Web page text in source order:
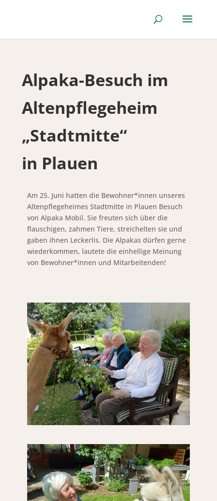
Alpaka-Besuch im
Altenpflegeheim
„Stadtmitte“
in Plauen
Am 25. Juni hatten die Bewohner*innen unseres
Altenpflegeheimes Stadtmitte in Plauen Besuch
von Alpaka Mobil. Sie freuten sich über die
flauschigen, zahmen Tiere, streichelten sie und
gaben ihnen Leckerlis. Die Alpakas dürfen gerne
wiederkommen, lautete die einhellige Meinung
von Bewohner*innen und Mitarbeitenden!